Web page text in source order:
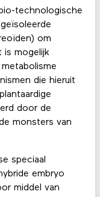
technologische
om
is mogelijk
die hieruit
door de
monsters van
speciaal
embryo
middel van